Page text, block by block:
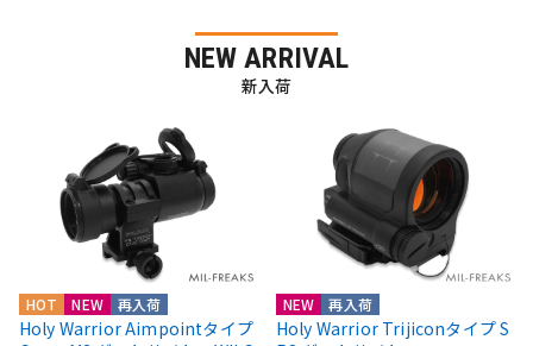
NEW ARRIVAL
新入荷
HOT NEW 再入荷
Holy Warrior Aimpointタイプ
NEW 再入荷
Holy Warrior Trijiconタイプ S